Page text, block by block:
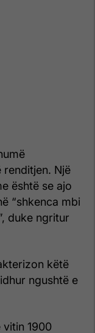
Një
është se ajo
“shkenca mbi
duke ngritur
këtë
ngushtë e
vitin 1900